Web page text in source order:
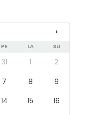
›
PE LA SU
31 1
2
7 8
9
14 15
16